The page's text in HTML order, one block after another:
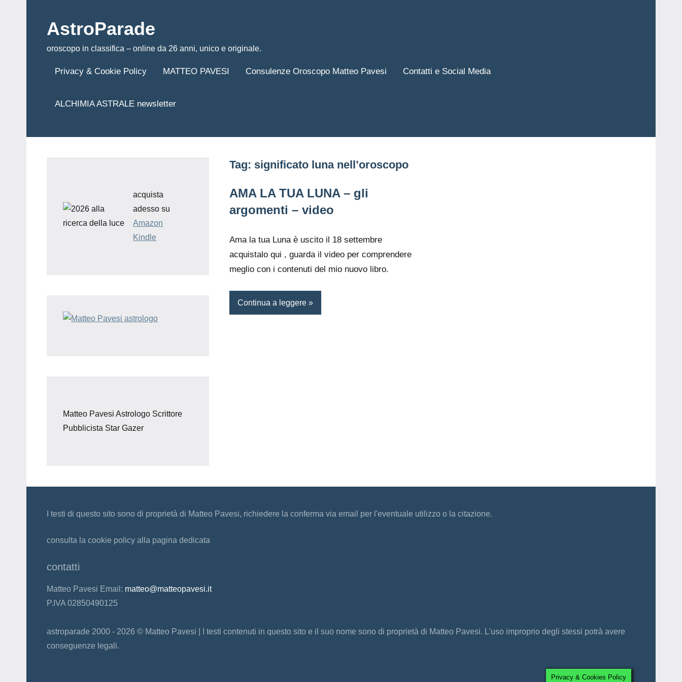
contenutoAstroParade
oroscopo in classifica – online da 26 anni, unico e originale.
Privacy & Cookie Policy MATTEO PAVESI Consulenze Oroscopo Matteo Pavesi Contatti e Social Media
ALCHIMIA ASTRALE newsletter
Tag: significato luna nell’oroscopo
AMA LA TUA LUNA – gli
argomenti – video
Ama la tua Luna è uscito il 18 settembre
acquistalo qui , guarda il video per comprendere
meglio con i contenuti del mio nuovo libro.
Continua a leggere
acquista
adesso su
Amazon
Kindle
Matteo Pavesi Astrologo Scrittore
Pubblicista Star Gazer
I testi di questo sito sono di proprietà di Matteo Pavesi, richiedere la conferma via email per l'eventuale utilizzo o la citazione.
consulta la cookie policy alla pagina dedicata
contatti
Matteo Pavesi Email: matteo@matteopavesi.it
P.IVA 02850490125
astroparade 2000 - 2026 © Matteo Pavesi | I testi contenuti in questo sito e il suo nome sono di proprietà di Matteo Pavesi. L'uso improprio degli stessi potrà avere
conseguenze legali.
Privacy & Cookies Policy